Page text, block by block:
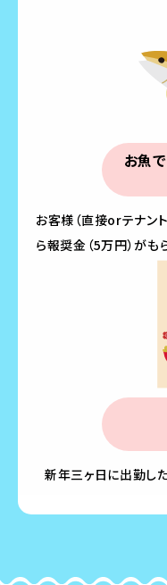
お魚
お客様（直接orテナン
ら報奨金（5万円）がも
新年三ヶ日に出勤し